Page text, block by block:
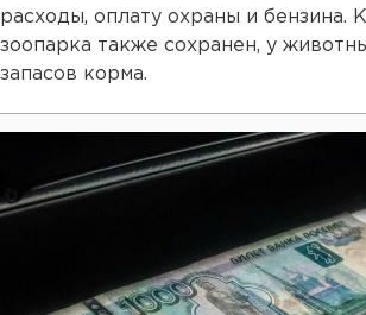
расходы, оплату охраны и бензина.
зоопарка также сохранен, у
запасов корма.